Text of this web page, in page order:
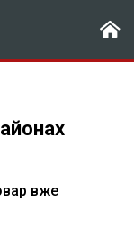
вже